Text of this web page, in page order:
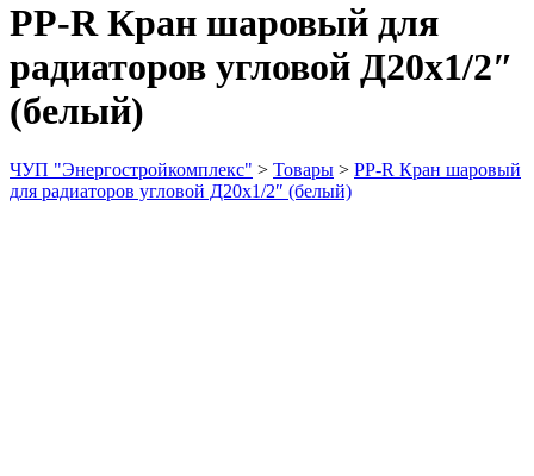
PP-R Кран шаровый для
радиаторов угловой Д20х1/2″
(белый)
ЧУП "Энергостройкомплекс" > Товары > PP-R Кран шаровый
для радиаторов угловой Д20х1/2″ (белый)